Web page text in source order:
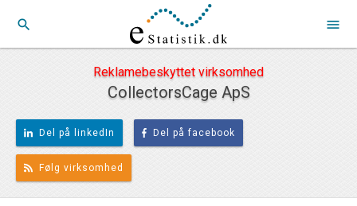
search menu
Reklamebeskyttet virksomhed
CollectorsCage ApS
Del på linkedIn Del på facebook
Følg virksomhed